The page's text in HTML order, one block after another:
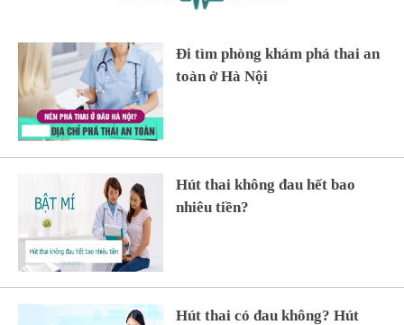
Đi tìm phòng khám phá thai an
toàn ở Hà Nội
Hút thai không đau hết bao
nhiêu tiền?
Hút thai có đau không? Hút